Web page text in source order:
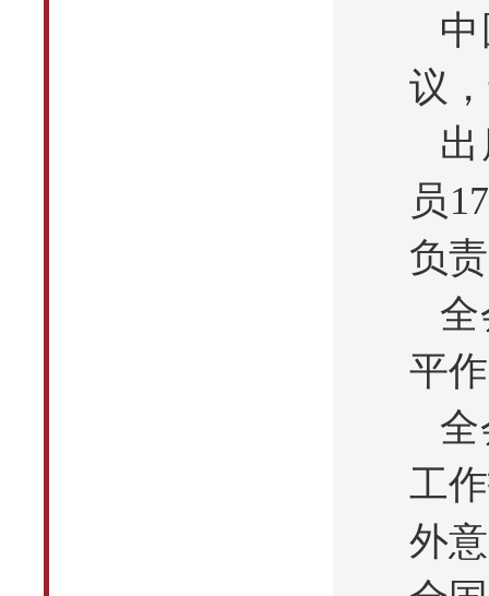
议
员
负
平
工
外